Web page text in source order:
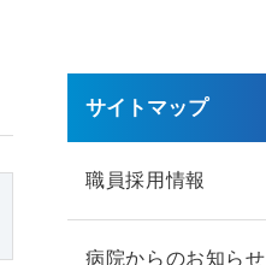
サイトマップ
職員採用情報
病院からのお知らせ